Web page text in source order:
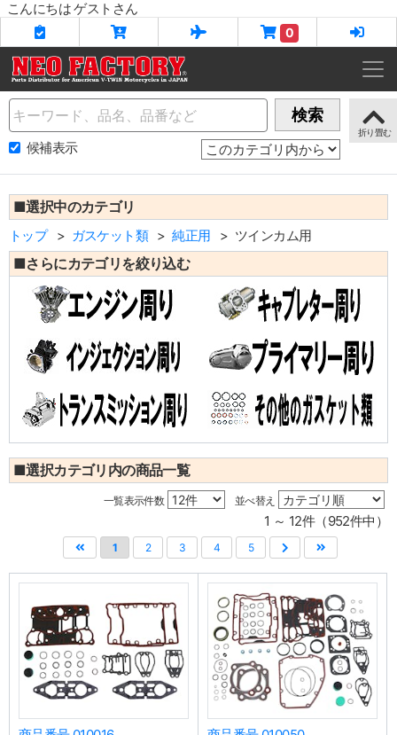
こんにちは ゲストさん
0
Name 検索
候補表示
■選択中のカテゴリ
トップ ガスケット類 純正用 ツインカム用
■さらにカテゴリを絞り込む
■選択カテゴリ内の商品一覧
一覧表示件数 並べ替え
1 ～ 12件（952件中）
1 2 3 4 5